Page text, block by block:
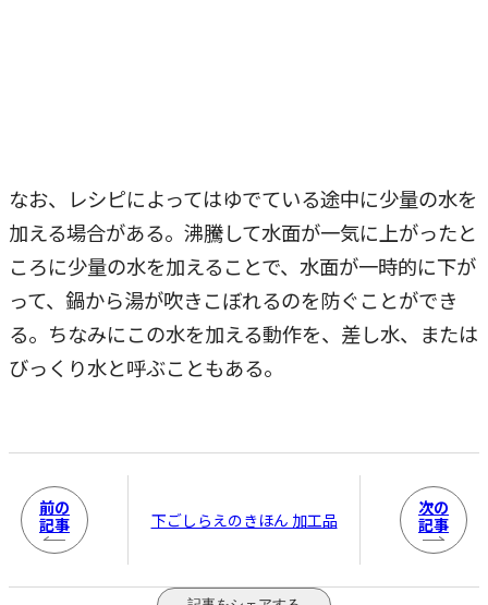
なお、レシピによってはゆでている途中に少量の水を
加える場合がある。沸騰して水面が一気に上がったと
ころに少量の水を加えることで、水面が一時的に下が
って、鍋から湯が吹きこぼれるのを防ぐことができ
る。ちなみにこの水を加える動作を、差し水、または
びっくり水と呼ぶこともある。
前の
記事
下ごしらえのきほん 加工品
次の
記事